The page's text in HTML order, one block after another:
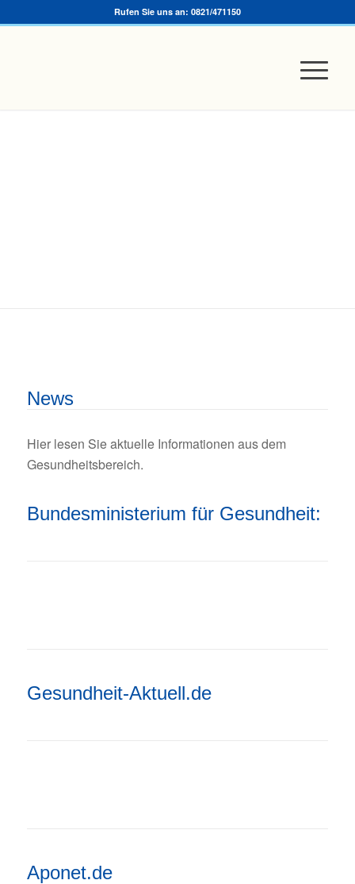
Rufen Sie uns an: 0821/471150
News
Hier lesen Sie aktuelle Informationen aus dem
Gesundheitsbereich.
Bundesministerium für Gesundheit:
Gesundheit-Aktuell.de
Aponet.de